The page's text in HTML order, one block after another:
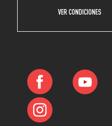
VER CONDICIONES